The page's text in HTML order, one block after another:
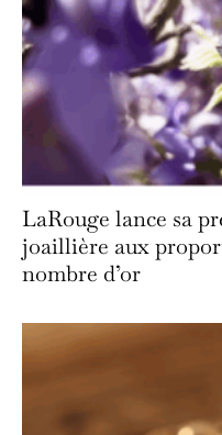
LaRouge lance sa
joaillière aux
nombre d’or